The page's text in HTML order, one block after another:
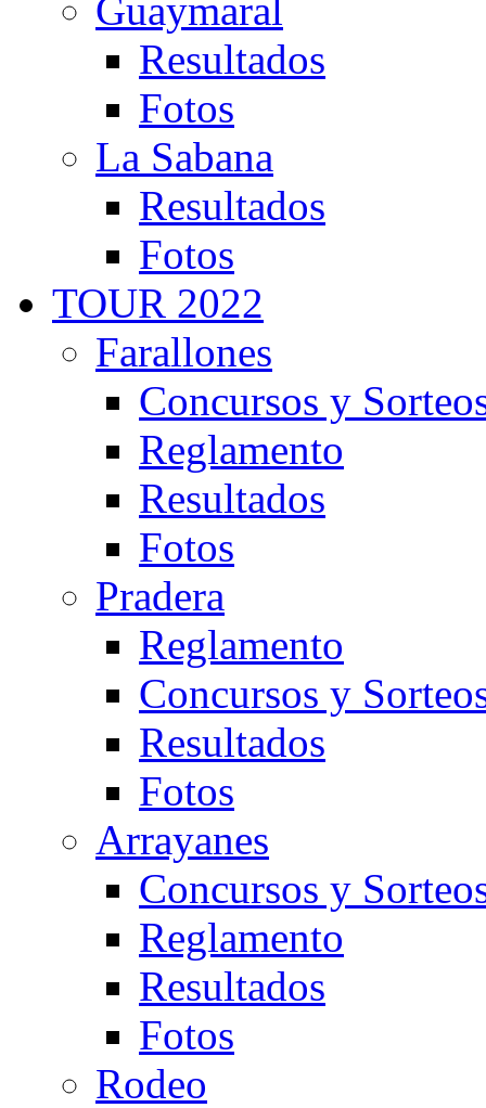
Guaymaral
Resultados
Fotos
La Sabana
Resultados
Fotos
TOUR 2022
Farallones
Concursos y
Reglamento
Resultados
Fotos
Pradera
Reglamento
Concursos y
Resultados
Fotos
Arrayanes
Concursos y
Reglamento
Resultados
Fotos
Rodeo